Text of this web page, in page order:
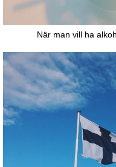
När man vill ha